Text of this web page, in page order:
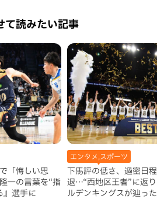
て読みたい記事
「悔しい思
一の言葉を“指
』選手に
エンタメ,スポーツ
下馬評の低さ、過密日
退…“西地区王者”に返
ルデンキングスが辿っ